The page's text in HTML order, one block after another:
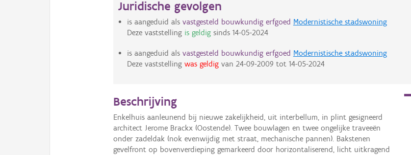
Juridische gevolgen
is aangeduid als vastgesteld bouwkundig erfgoed Modernistische stadswoning
Deze vaststelling is geldigsinds 14-05-2024
is aangeduid als vastgesteld bouwkundig erfgoed Modernistische stadswoning
Deze vaststelling was geldigvan 24-09-2009 tot 14-05-2024
Beschrijving
Enkelhuis aanleunend bij nieuwe zakelijkheid, uit interbellum, in plint gesigneerd
architect Jerome Brackx (Oostende). Twee bouwlagen en twee ongelijke traveeën
onder zadeldak (nok evenwijdig met straat, mechanische pannen). Bakstenen
gevelfront op bovenverdieping gemarkeerd door horizontaliserend, licht uitkragend